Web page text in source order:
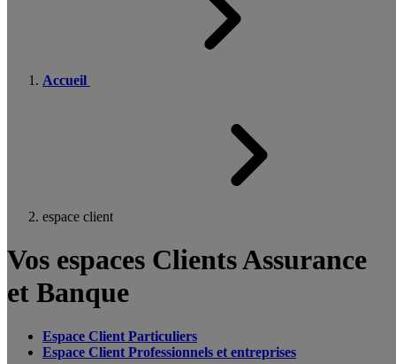
Accueil
espace client
Vos espaces Clients Assurance
et Banque
Espace Client Particuliers
Espace Client Professionnels et entreprises